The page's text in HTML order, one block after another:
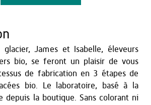
glacier, James et Isabelle, éleveurs
bio, se feront un plaisir de vous
de fabrication en 3 étapes de
bio. Le laboratoire, basé à la
depuis la boutique. Sans colorant ni